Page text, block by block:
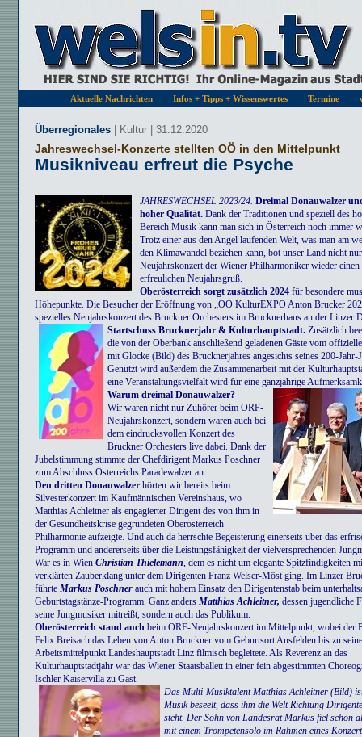
Aktuelle Nachrichten Infos + Tipps + Wissenswertes Termine
Überregionales | Kultur | 31.12.2020
Jahreswechsel-Konzerte stellten OÖ in den Mittelpunkt
Musikniveau erfreut die Psyche
JAHRESWECHSEL 2023/24. Dreimal Donauwalzer
hoher Qualität. Dank der Traditionen und speziell des
Bereich Musik kann man sich in Österreich noch immer
Trotz einer aus den Angel laufenden Welt, was man am
den Klimawandel beziehen kann, bot unser Land nicht
Neujahrskonzert der Wiener Philharmoniker wieder einen
erfreulichen Neujahrsgruß.
Oberösterreich sorgt zusätzlich 2024 für besondere
Höhepunkte. Die Besucher der Eröffnung von „OÖ KulturEXPO Anton Brucker
spezielles Neujahrskonzert des Bruckner Orchesters im Brucknerhaus an der Linzer
Startschuss Brucknerjahr & Kulturhauptstadt. Zusätzlich
die von der Oberbank anschließend geladenen Gäste vom
mit Glocke (Bild) des Brucknerjahres angesichts seines 200-Jahr-
Genützt wird außerdem die Zusammenarbeit mit der
eine Veranstaltungsvielfalt wird für eine ganzjährige
Warum dreimal Donauwalzer?
Wir waren nicht nur Zuhörer beim ORF-
Neujahrskonzert, sondern waren auch bei
dem eindrucksvollen Konzert des
Bruckner Orchesters live dabei. Dank der
Jubelstimmung stimmte der Chefdirigent Markus Poschner
zum Abschluss Österreichs Paradewalzer an.
Den dritten Donauwalzer hörten wir bereits beim
Silvesterkonzert im Kaufmännischen Vereinshaus, wo
Matthias Achleitner als engagierter Dirigent des von ihm in
der Gesundheitskrise gegründeten Oberösterreich
Philharmonie aufzeigte. Und auch da herrschte Begeisterung einerseits über das
Programm und andererseits über die Leistungsfähigkeit der vielversprechenden
War es in Wien Christian Thielemann, dem es nicht um elegante Spitzfindigkeiten
verklärten Zauberklang unter dem Dirigenten Franz Welser-Möst ging. Im Linzer
führte Markus Poschner auch mit hohem Einsatz den Dirigentenstab beim
Geburtstagstänze-Programm. Ganz anders Matthias Achleitner, dessen jugendliche
seine Jungmusiker mitreißt, sondern auch das Publikum.
Oberösterreich stand auch beim ORF-Neujahrskonzert im Mittelpunkt, wobei der
Felix Breisach das Leben von Anton Bruckner vom Geburtsort Ansfelden bis zu
Arbeitsmittelpunkt Landeshauptstadt Linz filmisch begleitete. Als Reverenz an das
Kulturhauptstadtjahr war das Wiener Staatsballett in einer fein abgestimmten
Ischler Kaiservilla zu Gast.
Das Multi-Musiktalent Matthias Achleitner (Bild)
Musik beseelt, dass ihm die Welt Richtung
steht. Der Sohn von Landesrat Markus fiel schon
mit einem Trompetensolo im Rahmen eines